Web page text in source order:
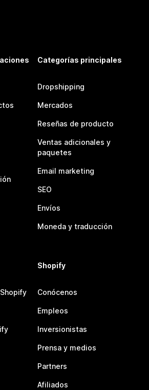
Categorías principales
Dropshipping
Mercados
Reseñas de producto
Ventas adicionales y
paquetes
Email marketing
SEO
Envíos
Moneda y traducción
Shopify
Conócenos
Empleos
Inversionistas
Prensa y medios
Partners
Afiliados